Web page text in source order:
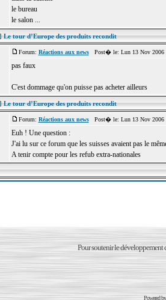
le bureau
le salon ...
tour d’Europe des produits recondit
Forum: Réactions aux newsPost� le: Lun 13 Nov 2006
pas faux
C'est dommage qu'on puisse pas acheter ailleurs
tour d’Europe des produits recondit
Forum: Réactions aux newsPost� le: Lun 13 Nov 2006
Euh ! Une question :
J'ai lu sur ce forum que les suisses avaient pas le
A tenir compte pour les refub extra-nationales
Pour soutenir le développement
Powered